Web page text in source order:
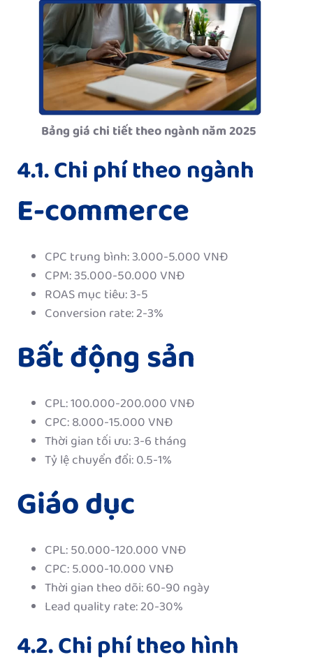
Bảng giá chi tiết theo ngành năm 2025
4.1. Chi phí theo ngành
E-commerce
CPC trung bình: 3.000-5.000 VNĐ
CPM: 35.000-50.000 VNĐ
ROAS mục tiêu: 3-5
Conversion rate: 2-3%
Bất động sản
CPL: 100.000-200.000 VNĐ
CPC: 8.000-15.000 VNĐ
Thời gian tối ưu: 3-6 tháng
Tỷ lệ chuyển đổi: 0.5-1%
Giáo dục
CPL: 50.000-120.000 VNĐ
CPC: 5.000-10.000 VNĐ
Thời gian theo dõi: 60-90 ngày
Lead quality rate: 20-30%
4.2. Chi phí theo hình